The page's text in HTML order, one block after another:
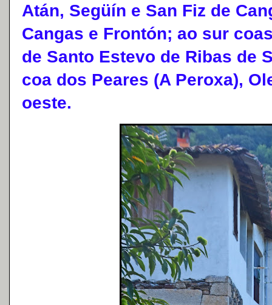
Atán, Següín e San Fiz de
Cangas e Frontón; ao sur
de Santo Estevo de Ribas de
coa dos Peares (A Peroxa),
oeste.